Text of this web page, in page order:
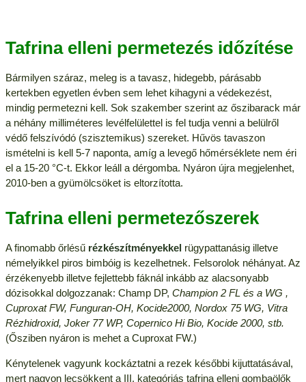
Tafrina elleni permetezés időzítése
Bármilyen száraz, meleg is a tavasz, hidegebb, párásabb
kertekben egyetlen évben sem lehet kihagyni a védekezést,
mindig permetezni kell. Sok szakember szerint az őszibarack már
a néhány milliméteres levélfelülettel is fel tudja venni a belülről
védő felszívódó (szisztemikus) szereket. Hűvös tavaszon
ismételni is kell 5-7 naponta, amíg a levegő hőmérséklete nem éri
el a 15-20 °C-t. Ekkor leáll a dérgomba. Nyáron újra megjelenhet,
2010-ben a gyümölcsöket is eltorzította.
Tafrina elleni permetezőszerek
A finomabb őrlésű rézkészítményekkelrügypattanásig illetve
némelyikkel piros bimbóig is kezelhetnek. Felsorolok néhányat. Az
érzékenyebb illetve fejlettebb fáknál inkább az alacsonyabb
dózisokkal dolgozzanak: Champ DP, Champion 2 FL és a WG ,
Cuproxat FW, Funguran-OH, Kocide2000, Nordox 75 WG, Vitra
Rézhidroxid, Joker 77 WP, Copernico Hi Bio, Kocide 2000, stb.
(Ősziben nyáron is mehet a Cuproxat FW.)
Kénytelenek vagyunk kockáztatni a rezek későbbi kijuttatásával,
mert nagyon lecsökkent a III. kategóriás tafrina elleni gombaölők